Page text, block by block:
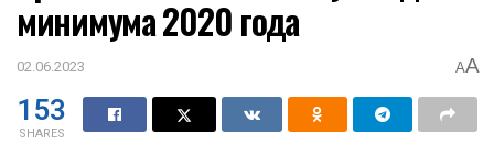
минимума 2020 года
02.06.2023 AA
153
SHARES